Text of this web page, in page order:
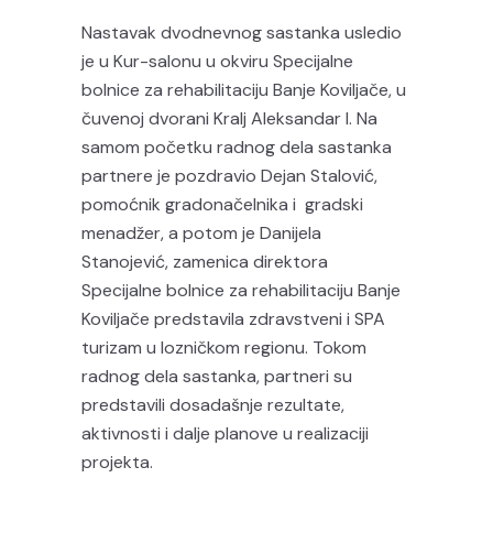
Nastavak dvodnevnog sastanka usledio
je u Kur-salonu u okviru Specijalne
bolnice za rehabilitaciju Banje Koviljače, u
čuvenoj dvorani Kralj Aleksandar I. Na
samom početku radnog dela sastanka
partnere je pozdravio Dejan Stalović,
pomoćnik gradonačelnika i gradski
menadžer, a potom je Danijela
Stanojević, zamenica direktora
Specijalne bolnice za rehabilitaciju Banje
Koviljače predstavila zdravstveni i SPA
turizam u lozničkom regionu. Tokom
radnog dela sastanka, partneri su
predstavili dosadašnje rezultate,
aktivnosti i dalje planove u realizaciji
projekta.